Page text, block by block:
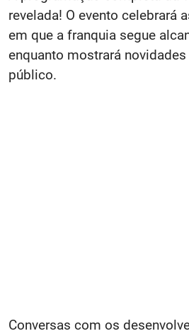
revelada! O evento celebrará
em que a franquia segue
enquanto mostrará
público.
Conversas com os